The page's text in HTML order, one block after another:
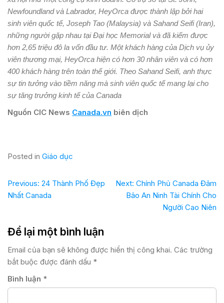
Newfoundland và Labrador, HeyOrca được thành lập bởi hai
sinh viên quốc tế, Joseph Tao (Malaysia) và Sahand Seifi (Iran),
những người gặp nhau tại Đại học Memorial và đã kiếm được
hơn 2,65 triệu đô la vốn đầu tư. Một khách hàng của Dịch vụ ủy
viên thương mại, HeyOrca hiện có hơn 30 nhân viên và có hơn
400 khách hàng trên toàn thế giới. Theo Sahand Seifi, anh thực
sự tin tưởng vào tiềm năng mà sinh viên quốc tế mang lại cho
sự tăng trưởng kinh tế của Canada
Nguồn CIC News Canada.vn biên dịch
Posted in Giáo dục
Previous: 24 Thành Phố Đẹp
Nhất Canada
Next: Chính Phủ Canada Đảm
Bảo An Ninh Tài Chính Cho
Người Cao Niên
Để lại một bình luận
Email của bạn sẽ không được hiển thị công khai. Các trường
bắt buộc được đánh dấu *
Bình luận *